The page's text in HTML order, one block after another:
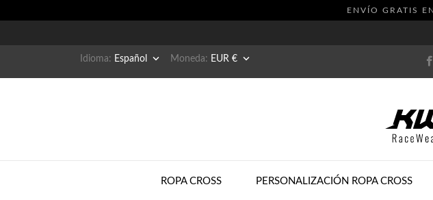
ENVÍO GRATIS
Idioma: Español  Moneda: EUR € 
ROPA CROSS PERSONALIZACIÓN ROPA CROSS